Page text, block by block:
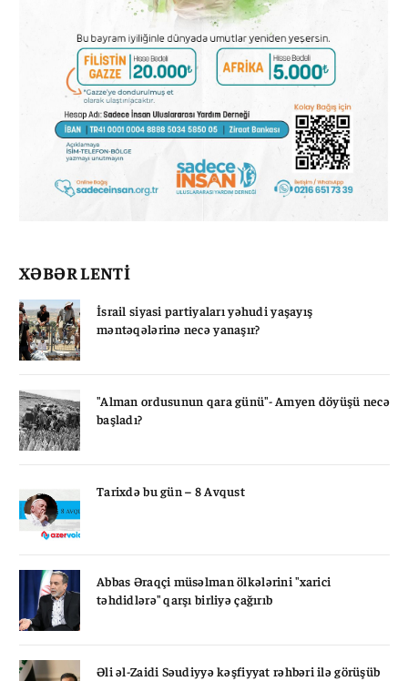
XƏBƏR LENTİ
İsrail siyasi partiyaları yəhudi yaşayış
məntəqələrinə necə yanaşır?
"Alman ordusunun qara günü"- Amyen döyüşü necə
başladı?
Tarixdə bu gün – 8 Avqust
Abbas Əraqçi müsəlman ölkələrini "xarici
təhdidlərə" qarşı birliyə çağırıb
Əli əl-Zaidi Səudiyyə kəşfiyyat rəhbəri ilə görüşüb